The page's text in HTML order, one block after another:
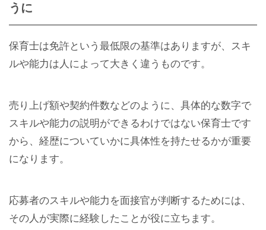
うに
保育士は免許という最低限の基準はありますが、スキ
ルや能力は人によって大きく違うものです。
売り上げ額や契約件数などのように、具体的な数字で
スキルや能力の説明ができるわけではない保育士です
から、経歴についていかに具体性を持たせるかが重要
になります。
応募者のスキルや能力を面接官が判断するためには、
その人が実際に経験したことが役に立ちます。